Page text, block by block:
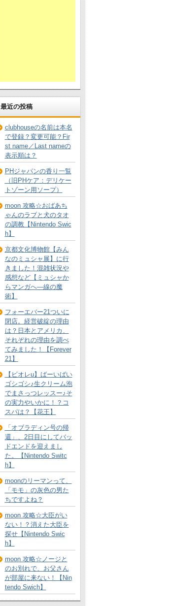
最近の投稿
clubhouseの名前は本名
で登録？変更可能？Fir
st name／Last nameの
表示順は？
PHジャパンの香り一覧
（旧PHケア：デリケー
トゾーン用ソープ）
moon 攻略☆おばあち
ゃんのラブと犬のタオ
の調教【Nintendo Swic
h】
京都文化博物館【みん
なのミュシャ展】に行
きました！混雑状況や
感想など【ミュシャか
らマンガへ―線の魔
術】
フォーエバー21ついに
閉店。経営破綻の理由
は？日本とアメリカ、
それぞれの理由を調べ
てみました！【Forever
21】
【ビオレu】ばーいばい
ゴシゴシ♪生クリーム泡
でまさっつレッスー♪そ
の実力やいかに！？コ
スパは？【花王】
「オブラディン号の帰
還」、2日目にしてバッ
ドエンドを迎えまし
た。【Nintendo Switc
h】
moonのリーマンって、
「モモ」の灰色の男た
ちですよね？
moon 攻略☆大臣がい
ない！？消えた大臣を
探せ【Nintendo Swic
h】
moon 攻略☆ノージと
のお別れで、お父さん
が部屋に来ない！【Nin
tendo Swich】